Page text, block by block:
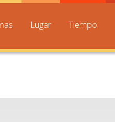
Lugar Tiempo